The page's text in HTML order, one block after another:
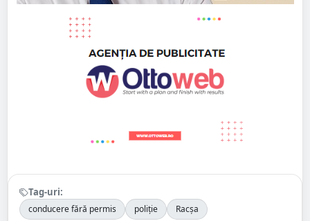
Tag-uri:
conducere fără permis poliție Racșa